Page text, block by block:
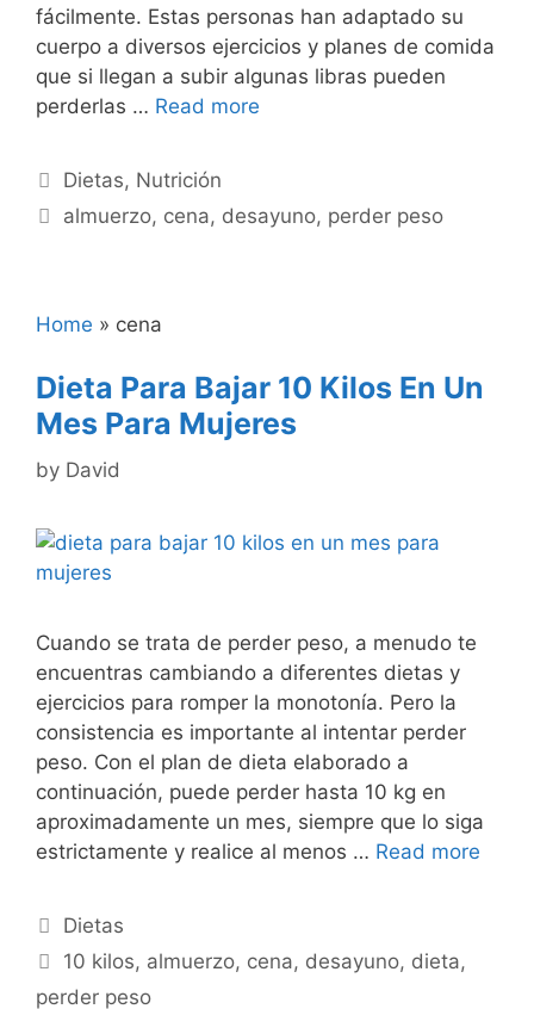
fácilmente. Estas personas han adaptado su
cuerpo a diversos ejercicios y planes de comida
que si llegan a subir algunas libras pueden
perderlas … Read more
Categories
Dietas, Nutrición
Tags
almuerzo, cena, desayuno, perder peso
Home » cena
Dieta Para Bajar 10 Kilos En Un
Mes Para Mujeres
by David
Cuando se trata de perder peso, a menudo te
encuentras cambiando a diferentes dietas y
ejercicios para romper la monotonía. Pero la
consistencia es importante al intentar perder
peso. Con el plan de dieta elaborado a
continuación, puede perder hasta 10 kg en
aproximadamente un mes, siempre que lo siga
estrictamente y realice al menos … Read more
Categories
Dietas
Tags
10 kilos, almuerzo, cena, desayuno, dieta,
perder peso